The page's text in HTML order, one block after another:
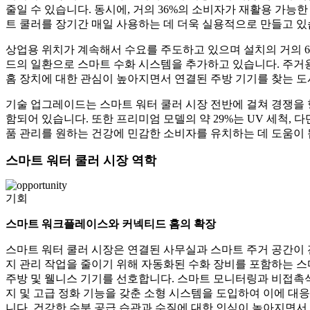
줄일 수 있습니다. 동시에, 거의 36%의 소비자가 재활용 가능
트 쿨러를 장기간 매일 사용하는 데 더욱 실용적으로 만들고
상업용 위치가 계속해서 수요를 주도하고 있으며 설치의 거의
드의 일환으로 스마트 수화 시스템을 추가하고 있습니다. 주
홈 장치에 대한 관심이 높아지면서 연결된 주방 기기를 찾는
기술 업그레이드는 스마트 워터 쿨러 시장 전반에 걸쳐 경쟁
함되어 있습니다. 또한 프리미엄 모델의 약 29%는 UV 세척,
품 관리를 원하는 건강에 민감한 소비자를 유치하는 데 도움이
스마트 워터 쿨러 시장 역학
기회
스마트 워크플레이스와 커넥티드 홈의 확장
스마트 워터 쿨러 시장은 연결된 사무실과 스마트 주거 공간
지 관리 작업을 줄이기 위해 자동화된 수화 장비를 포함하는
주방 및 웰니스 기기를 선호합니다. 스마트 모니터링과 비접
지 및 고급 정화 기능을 갖춘 소형 시스템을 도입하여 이에 대